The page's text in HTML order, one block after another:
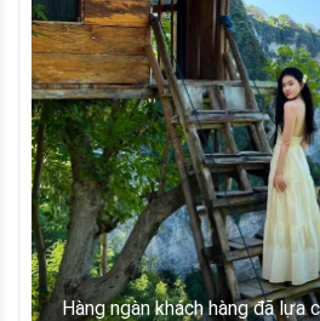
Hàng ngàn khách hàng đã lựa
Hàng ngàn khách hàng đã lựa
Vietnamsentour.vn - Bấm vào
chúng tôi nhé!